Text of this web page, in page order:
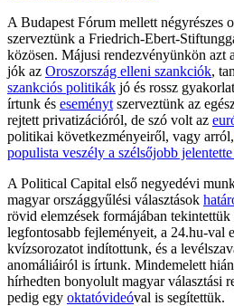
A Budapest Fórum mellett négyrészes
szerveztünk a Friedrich-Ebert-
közösen. Májusi rendezvényünkön azt
jók az Oroszország elleni szankciók,
szankciós politikák jó és rossz
írtunk és eseményt szerveztünk az
rejtett privatizációról, de szó volt az
politikai következményeiről, vagy arról,
populista veszély a szélsőjobb
A Political Capital első negyedévi
magyar országgyűlési választások
rövid elemzések formájában
legfontosabb fejleményeit, a 24.hu-val
kvízsorozatot indítottunk, és a
anomáliáiról is írtunk. Mindemelett
hírhedten bonyolult magyar választási
pedig egy oktatóvideóval is segítettük.